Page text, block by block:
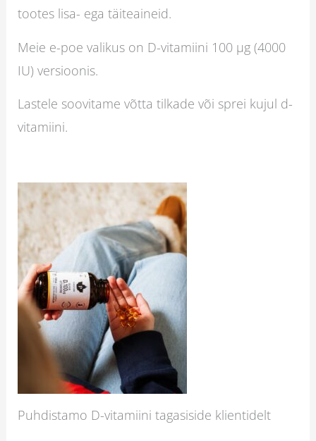
tootes lisa- ega täiteaineid.
Meie e-poe valikus on D-vitamiini 100 µg (4000
IU) versioonis.
Lastele soovitame võtta tilkade või sprei kujul d-
vitamiini.
Puhdistamo D-vitamiini tagasiside klientidelt